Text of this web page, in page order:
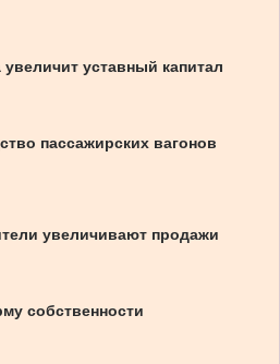
уставный капитал
пассажирских вагонов
увеличивают продажи
собственности